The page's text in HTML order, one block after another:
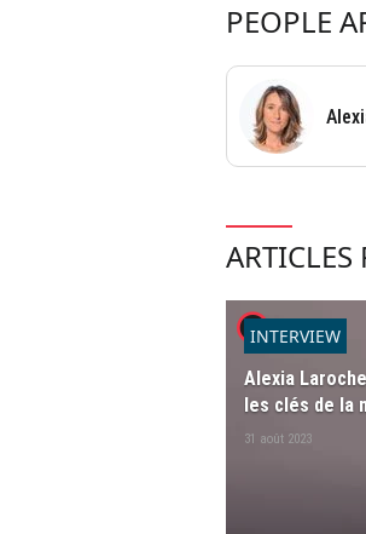
PEOPLE
player2
INTERVIEW
Alexia
les clés de la
31 août 2023